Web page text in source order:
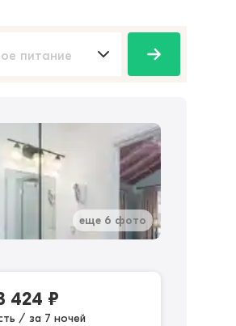
еще 6 фото
424 ₽
/ за 7 ночей